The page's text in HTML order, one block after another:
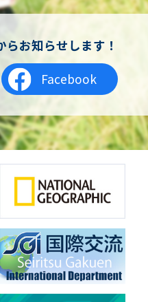
お知らせします！
Facebook